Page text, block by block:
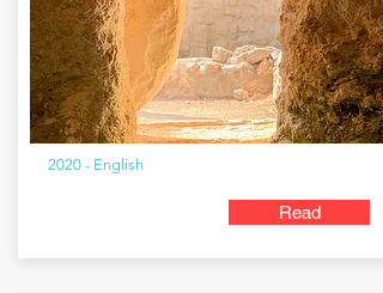
2020 - English
Read